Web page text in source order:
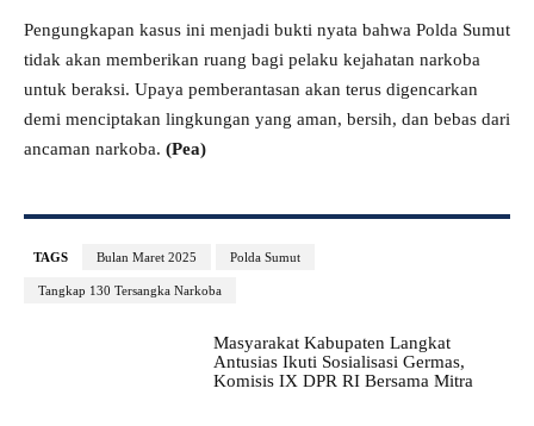
Pengungkapan kasus ini menjadi bukti nyata bahwa Polda Sumut
tidak akan memberikan ruang bagi pelaku kejahatan narkoba
untuk beraksi. Upaya pemberantasan akan terus digencarkan
demi menciptakan lingkungan yang aman, bersih, dan bebas dari
ancaman narkoba. (Pea)
TAGS Bulan Maret 2025 Polda Sumut
Tangkap 130 Tersangka Narkoba
Masyarakat Kabupaten Langkat
Antusias Ikuti Sosialisasi Germas,
Komisis IX DPR RI Bersama Mitra